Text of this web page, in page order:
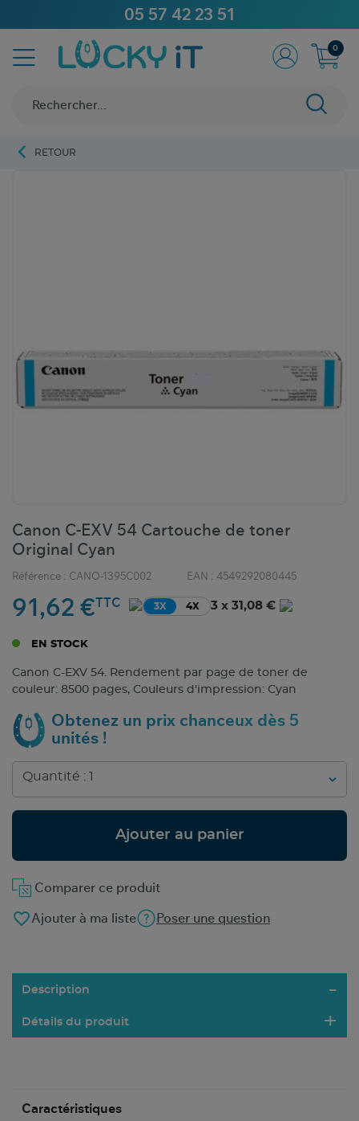
05 57 42 23 51
0
RETOUR
Canon C-EXV 54 Cartouche de toner
Original Cyan
Référence : CANO-1395C002 EAN : 4549292080445
91,62 €TTC 3X 4X 3 x 31,08 €
EN STOCK
Canon C-EXV 54. Rendement par page de toner de
couleur: 8500 pages, Couleurs d'impression: Cyan
Obtenez un prix chanceux dès 5
unités !
Ajouter au panier
favorite_borderAjouter à ma liste Poser une question
Comparer ce produit
Description
Détails du produit
Caractéristiques